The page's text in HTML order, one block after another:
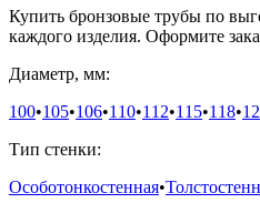
Купить бронзовые трубы по
каждого изделия. Оформите
Диаметр, мм:
100•105•106•110•112•115•118•
Тип стенки:
Особотонкостенная•